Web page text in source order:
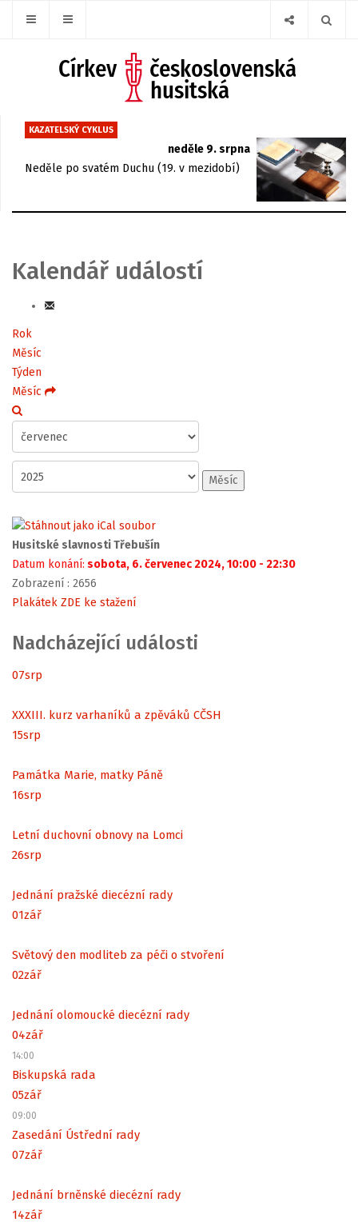
KAZATELSKÝ CYKLUS
neděle 9. srpna
Neděle po svatém Duchu (19. v mezidobí)
Kalendář událostí
Rok
Měsíc
Týden
Měsíc
Měsíc
Husitské slavnosti Třebušín
Datum konání: sobota, 6. červenec 2024, 10:00 - 22:30
Zobrazení : 2656
Plakátek ZDE ke stažení
Nadcházející události
07srp
XXXIII. kurz varhaníků a zpěváků CČSH
15srp
Památka Marie, matky Páně
16srp
Letní duchovní obnovy na Lomci
26srp
Jednání pražské diecézní rady
01zář
Světový den modliteb za péči o stvoření
02zář
Jednání olomoucké diecézní rady
04zář
14:00
Biskupská rada
05zář
09:00
Zasedání Ústřední rady
07zář
Jednání brněnské diecézní rady
14zář